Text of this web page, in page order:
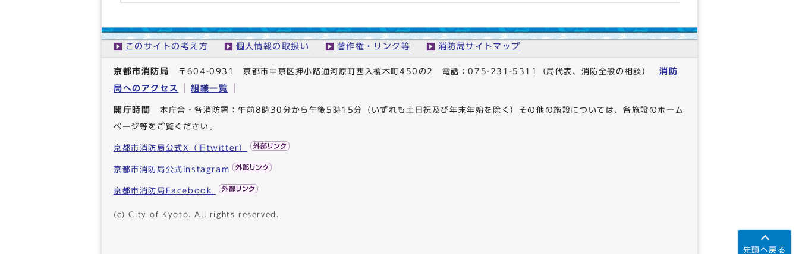
先頭へ戻る
このサイトの考え方 個人情報の取扱い 著作権・リンク等 消防局サイトマップ
京都市消防局 〒604-0931 京都市中京区押小路通河原町西入榎木町450の2 電話：075-231-5311 （局代表、消防全般の相談）消防
局へのアクセス
組織一覧
開庁時間 本庁舎・各消防署：午前8時30分から午後5時15分（いずれも土日祝及び年末年始を除く）その他の施設については、各施設のホーム
ページ等をご覧ください。
京都市消防局公式X（旧twitter）
京都市消防局公式instagram
京都市消防局Facebook
(c) City of Kyoto. All rights reserved.